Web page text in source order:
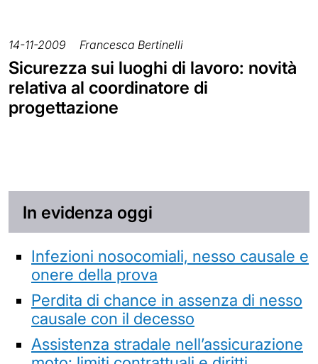
14-11-2009 Francesca Bertinelli
Sicurezza sui luoghi di lavoro: novità
relativa al coordinatore di
progettazione
In evidenza oggi
Infezioni nosocomiali, nesso causale e
onere della prova
Perdita di chance in assenza di nesso
causale con il decesso
Assistenza stradale nell’assicurazione